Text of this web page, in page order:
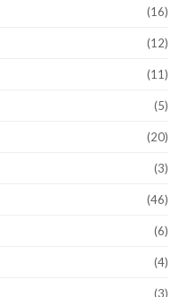
(16)
(12)
(11)
(5)
(20)
(3)
(46)
(6)
(4)
(3)